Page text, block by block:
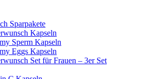
Sparpakete
Kapseln
Sperm Kapseln
Eggs Kapseln
Set für Frauen – 3er Set